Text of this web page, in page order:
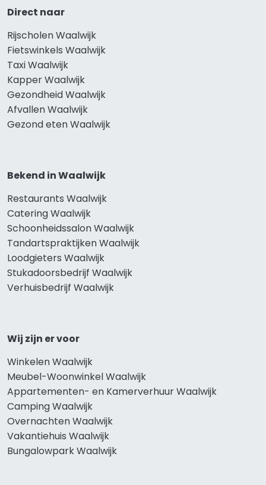
Direct naar
Rijscholen Waalwijk
Fietswinkels Waalwijk
Taxi Waalwijk
Kapper Waalwijk
Gezondheid Waalwijk
Afvallen Waalwijk
Gezond eten Waalwijk
Bekend in Waalwijk
Restaurants Waalwijk
Catering Waalwijk
Schoonheidssalon Waalwijk
Tandartspraktijken Waalwijk
Loodgieters Waalwijk
Stukadoorsbedrijf Waalwijk
Verhuisbedrijf Waalwijk
Wij zijn er voor
Winkelen Waalwijk
Meubel-Woonwinkel Waalwijk
Appartementen- en Kamerverhuur Waalwijk
Camping Waalwijk
Overnachten Waalwijk
Vakantiehuis Waalwijk
Bungalowpark Waalwijk